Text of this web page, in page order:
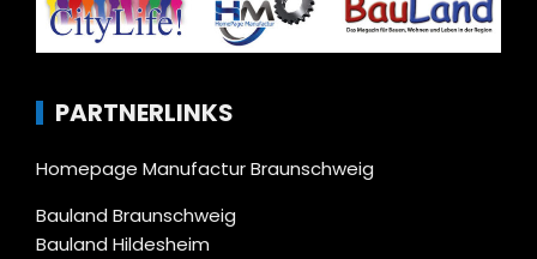
PARTNERLINKS
Homepage Manufactur Braunschweig
Bauland Braunschweig
Bauland Hildesheim